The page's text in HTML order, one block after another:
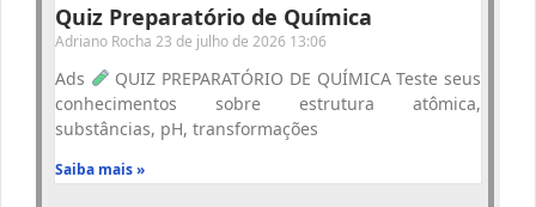
Quiz Preparatório de Química
Adriano Rocha 23 de julho de 2026 13:06
Ads
QUIZ PREPARATÓRIO DE QUÍMICA Teste seus
conhecimentos sobre estrutura atômica,
substâncias, pH, transformações
Saiba mais »